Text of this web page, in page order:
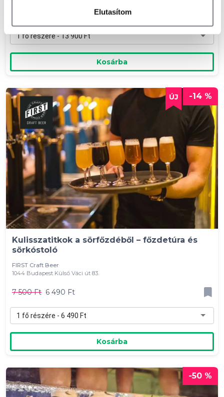
Elutasítom
1 fő részére - 13 900 Ft
Kosárba
-14 %
Kulisszatitkok a sörfőzdéből – főzdetúra és
sörkóstoló
FIRST Craft Beer
1044 Budapest Külső Váci út 83.
7 500 Ft 6 490 Ft
1 fő részére - 6 490 Ft
Kosárba
-50 %